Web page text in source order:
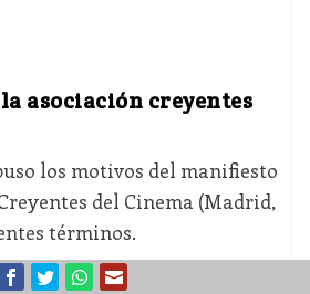
asociación creyentes
los motivos del manifiesto
del Cinema (Madrid,
términos.